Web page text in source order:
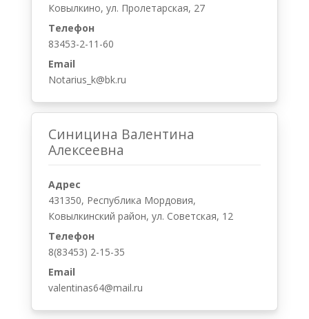
Ковылкино, ул. Пролетарская, 27
Телефон
83453-2-11-60
Email
Notarius_k@bk.ru
Синицина Валентина
Алексеевна
Адрес
431350, Республика Мордовия,
Ковылкинский район, ул. Советская, 12
Телефон
8(83453) 2-15-35
Email
valentinas64@mail.ru